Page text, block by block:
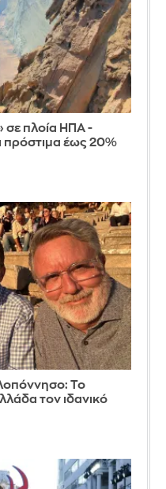
σε πλοία ΗΠΑ -
πρόστιμα έως 20%
Το
τον ιδανικό